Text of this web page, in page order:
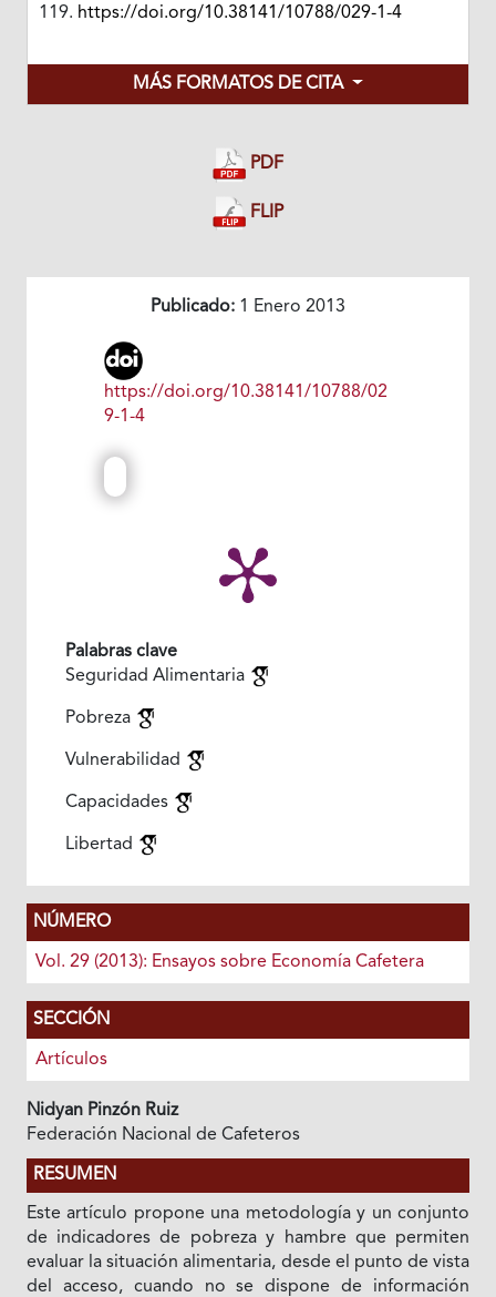
119. https://doi.org/10.38141/10788/029-1-4
MÁS FORMATOS DE CITA
PDF
FLIP
Publicado: 1 Enero 2013
https://doi.org/10.38141/10788/02
9-1-4
Palabras clave
Seguridad Alimentaria
Pobreza
Vulnerabilidad
Capacidades
Libertad
NÚMERO
Vol. 29 (2013): Ensayos sobre Economía Cafetera
SECCIÓN
Artículos
Nidyan Pinzón Ruiz
Federación Nacional de Cafeteros
RESUMEN
Este artículo propone una metodología y un conjunto
de indicadores de pobreza y hambre que permiten
evaluar la situación alimentaria, desde el punto de vista
del acceso, cuando no se dispone de información